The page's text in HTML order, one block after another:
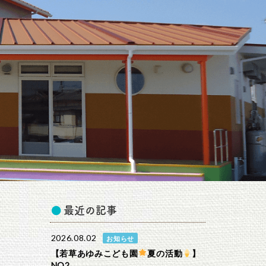
最近の記事
2026.08.02 お知らせ
【若草あゆみこども園 夏の活動
】